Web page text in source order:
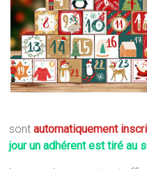
sont automatiquement
jour un adhérent est tiré au